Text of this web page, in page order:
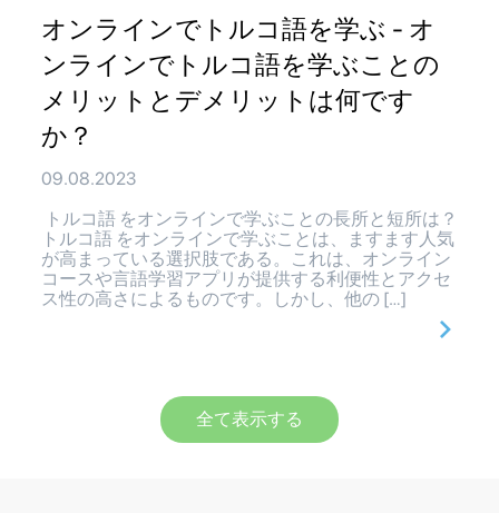
オンラインでトルコ語を学ぶ - オ
ンラインでトルコ語を学ぶことの
メリットとデメリットは何です
か？
09.08.2023
トルコ語 をオンラインで学ぶことの長所と短所は？
トルコ語 をオンラインで学ぶことは、ますます人気
が高まっている選択肢である。これは、オンライン
コースや言語学習アプリが提供する利便性とアクセ
ス性の高さによるものです。しかし、他の […]
全て表示する